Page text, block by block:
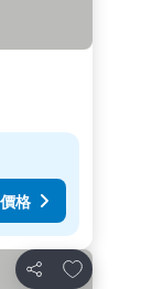
格
分享
加入我的最愛